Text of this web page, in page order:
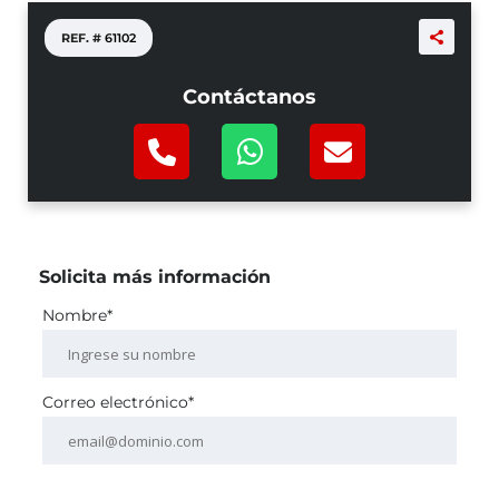
REF. # 61102
Contáctanos
Solicita más información
Nombre*
Correo electrónico*